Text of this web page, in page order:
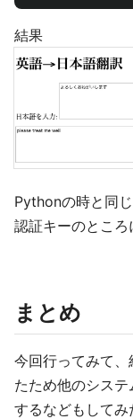
結果
Pythonの時と同
認証キーのところ
まとめ
今回行ってみて
たため他のシス
するなどもしてみ